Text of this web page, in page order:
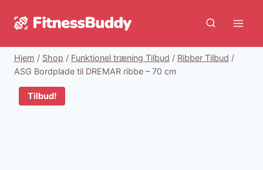
Hjem / Shop / Funktionel træning Tilbud / Ribber Tilbud /
ASG Bordplade til DREMAR ribbe – 70 cm
Tilbud!